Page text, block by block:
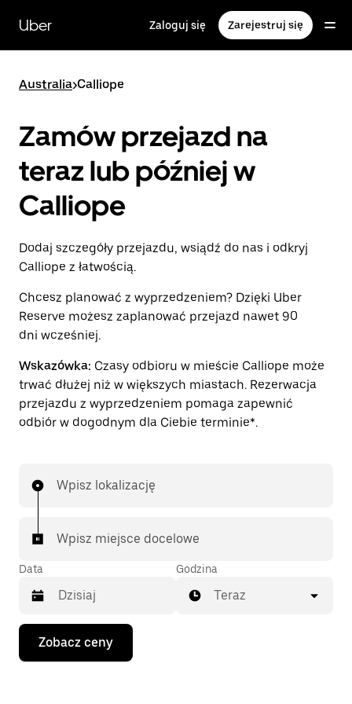
głównej
zawartości
Uber Zaloguj się Zarejestruj się
Australia>Calliope
Zamów przejazd na
teraz lub później w
Calliope
Dodaj szczegóły przejazdu, wsiądź do nas i odkryj
Calliope z łatwością.
Chcesz planować z wyprzedzeniem? Dzięki Uber
Reserve możesz zaplanować przejazd nawet 90
dni wcześniej.
Wskazówka: Czasy odbioru w mieście Calliope może
trwać dłużej niż w większych miastach. Rezerwacja
przejazdu z wyprzedzeniem pomaga zapewnić
odbiór w dogodnym dla Ciebie terminie*.
Wpisz lokalizację
Wpisz miejsce docelowe
Data
Naciśnij
klawisz
strzałki
Godzina
Teraz
Zobacz ceny